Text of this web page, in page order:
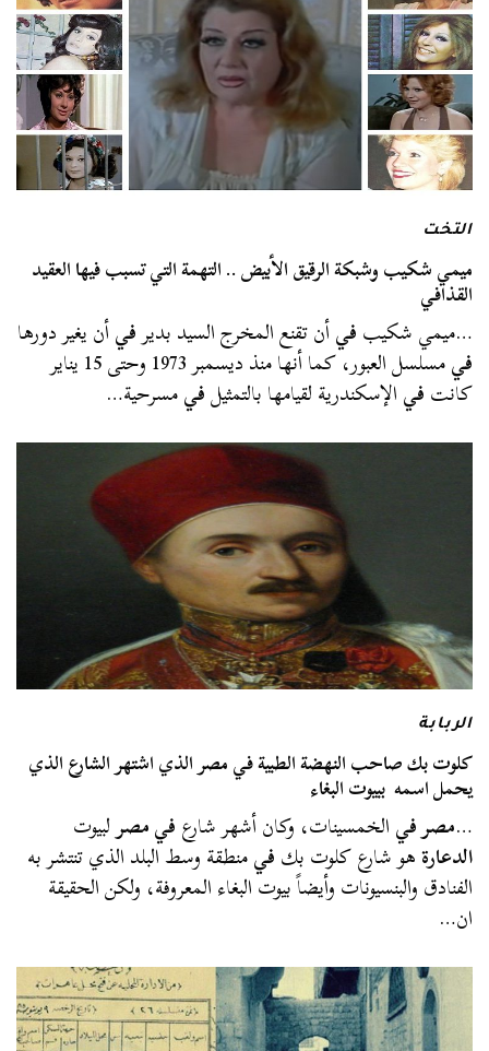
التخت
ميمي شكيب وشبكة الرقيق الأبيض .. التهمة التي تسبب فيها العقيد
القذافي
…ميمي شكيبفيأن تقنع المخرج السيد بديرفيأن يغير دورها
في مسلسل العبور، كما أنها منذ ديسمبر 1973 وحتى 15 يناير
كانتفيالإسكندرية لقيامها بالتمثيلفيمسرحية…
الربابة
كلوت بك صاحب النهضة الطبية في مصر الذي اشتهر الشارع الذي
يحمل اسمه ببيوت البغاء
…مصر فيالخمسينات، وكان أشهر شارعفي مصرلبيوت
الدعارةهو شارع كلوت بكفيمنطقة وسط البلد الذي تنتشر به
الفنادق والبنسيونات وأيضاً بيوت البغاء المعروفة، ولكن الحقيقة
ان…